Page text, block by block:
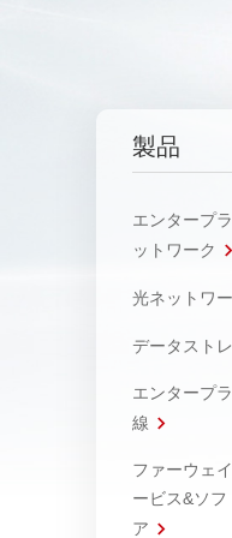
製品
エンタープ
ットワーク
光ネットワ
データスト
エンタープ
線
ファーウェ
ービス&ソフ
ア